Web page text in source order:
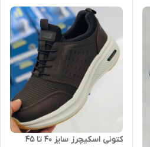
کتونی اسکیچرز سایز ۴۰ تا ۴۵